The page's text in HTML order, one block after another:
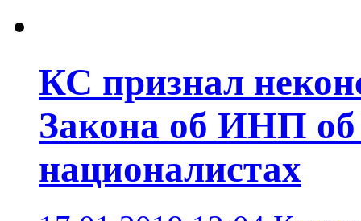
КС признал
Закона об ИНП об
националистах